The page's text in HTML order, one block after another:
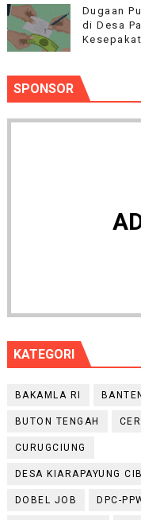
Dugaan
di Desa
SPONSOR
KATEGORI
BAKAMLA RI BANTEN
BUTON TENGAH
CURUGCIUNG
DESA KIARAPAYUNG
DOBEL JOB DPC-